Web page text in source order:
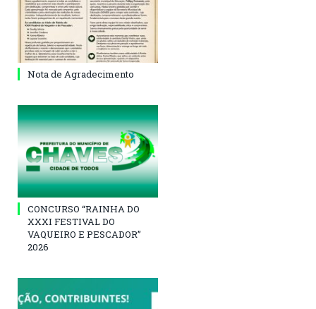
Nota de Agradecimento
CONCURSO “RAINHA DO
XXXI FESTIVAL DO
VAQUEIRO E PESCADOR”
2026